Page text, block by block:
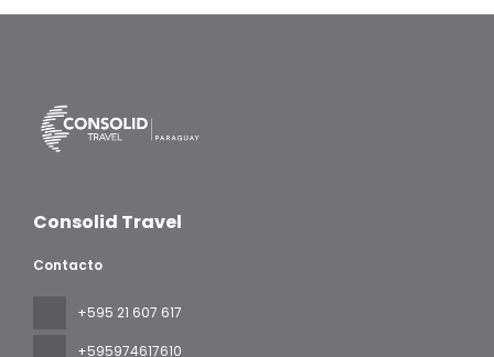
Consolid Travel
Contacto
+595 21 607 617
‪+595974617610‬